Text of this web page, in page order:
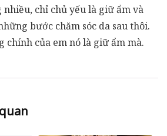
chỉ chủ yếu là giữ ẩm và
bước chăm sóc da sau thôi.
chính của em nó là giữ ẩm mà.